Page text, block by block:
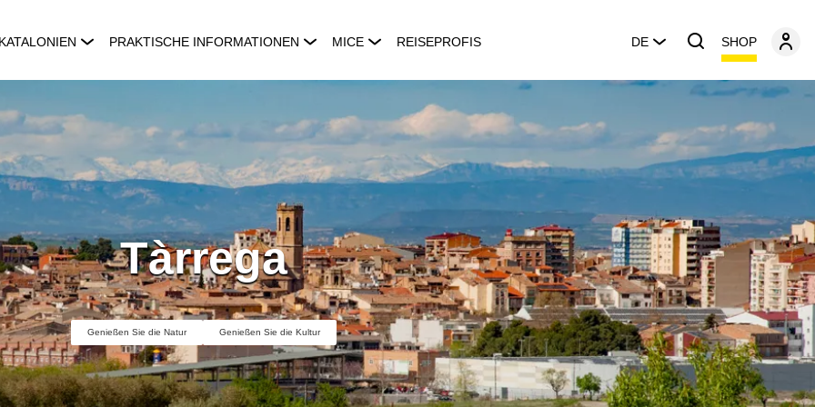
PRAKTISCHE INFORMATIONEN MICE REISEPROFIS DE SHOP
Tàrrega
Genießen Sie die Natur Genießen Sie die Kultur